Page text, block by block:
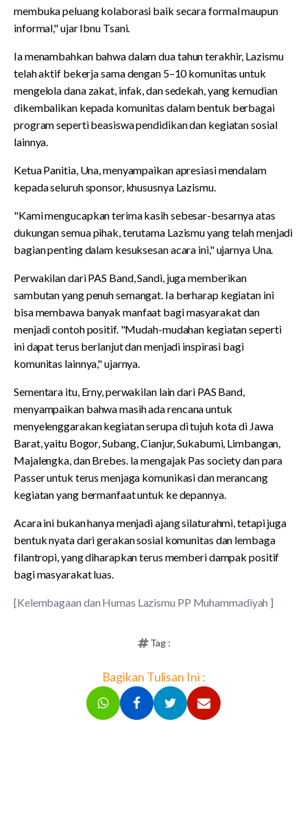
membuka peluang kolaborasi baik secara formal maupun
informal," ujar Ibnu Tsani.
Ia menambahkan bahwa dalam dua tahun terakhir, Lazismu
telah aktif bekerja sama dengan 5–10 komunitas untuk
mengelola dana zakat, infak, dan sedekah, yang kemudian
dikembalikan kepada komunitas dalam bentuk berbagai
program seperti beasiswa pendidikan dan kegiatan sosial
lainnya.
Ketua Panitia, Una, menyampaikan apresiasi mendalam
kepada seluruh sponsor, khususnya Lazismu.
"Kami mengucapkan terima kasih sebesar-besarnya atas
dukungan semua pihak, terutama Lazismu yang telah menjadi
bagian penting dalam kesuksesan acara ini," ujarnya Una.
Perwakilan dari PAS Band, Sandi, juga memberikan
sambutan yang penuh semangat. Ia berharap kegiatan ini
bisa membawa banyak manfaat bagi masyarakat dan
menjadi contoh positif. "Mudah-mudahan kegiatan seperti
ini dapat terus berlanjut dan menjadi inspirasi bagi
komunitas lainnya," ujarnya.
Sementara itu, Erny, perwakilan lain dari PAS Band,
menyampaikan bahwa masih ada rencana untuk
menyelenggarakan kegiatan serupa di tujuh kota di Jawa
Barat, yaitu Bogor, Subang, Cianjur, Sukabumi, Limbangan,
Majalengka, dan Brebes. Ia mengajak Pas society dan para
Passer untuk terus menjaga komunikasi dan merancang
kegiatan yang bermanfaat untuk ke depannya.
Acara ini bukan hanya menjadi ajang silaturahmi, tetapi juga
bentuk nyata dari gerakan sosial komunitas dan lembaga
filantropi, yang diharapkan terus memberi dampak positif
bagi masyarakat luas.
[Kelembagaan dan Humas Lazismu PP Muhammadiyah ]
Tag :
Bagikan Tulisan Ini :